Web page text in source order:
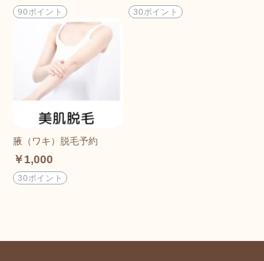
90ポイント 30ポイント
腋（ワキ）脱毛予約
￥1,000
30ポイント